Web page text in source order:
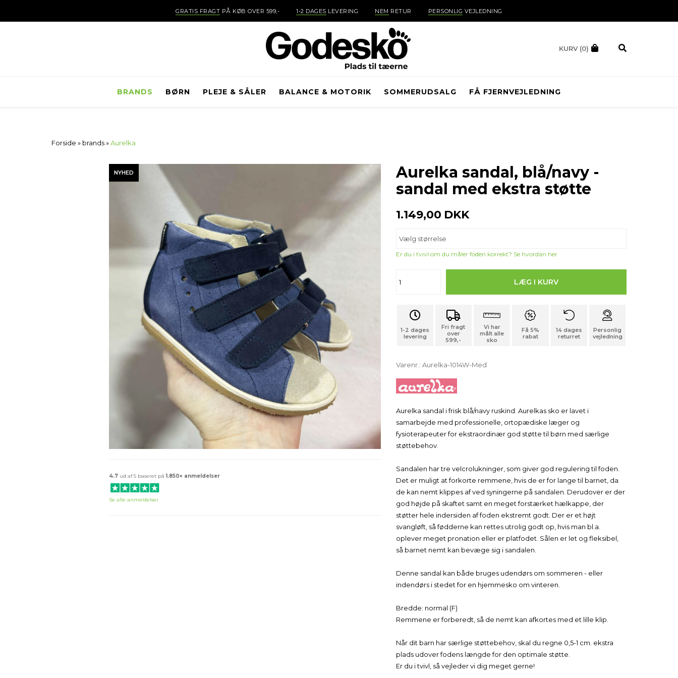
GRATIS FRAGT PÅ KØB OVER 599,- 1-2 DAGES LEVERING NEM RETUR PERSONLIG VEJLEDNING
KURV (0)
BRANDS BØRN PLEJE & SÅLER BALANCE & MOTORIK SOMMERUDSALG FÅ FJERNVEJLEDNING
Forside » brands»Aurelka
NYHED
4.7ud af 5 baseret på1.850+ anmeldelser
Se alle anmeldelser
Aurelka sandal, blå/navy -
sandal med ekstra støtte
1.149,00 DKK
Er du i tvivl om du måler foden korrekt? Se hvordan her
1-2 dages
levering
Fri fragt
over
599,-
Vi har
målt alle
sko
Få 5%
rabat
14 dages
returret
Personlig
vejledning
Varenr.: Aurelka-1014W-Med
Aurelka sandal i frisk blå/navy ruskind. Aurelkas sko er lavet i
samarbejde med professionelle, ortopædiske læger og
fysioterapeuter for ekstraordinær god støtte til børn med særlige
støttebehov.
Sandalen har tre velcrolukninger, som giver god regulering til foden.
Det er muligt at forkorte remmene, hvis de er for lange til barnet, da
de kan nemt klippes af ved syningerne på sandalen. Derudover er der
god højde på skaftet samt en meget forstærket hælkappe, der
støtter hele indersiden af foden ekstremt godt. Der er et højt
svangløft, så fødderne kan rettes utrolig godt op, hvis man bl.a.
oplever meget pronation eller er platfodet. Sålen er let og fleksibel,
så barnet nemt kan bevæge sig i sandalen.
Denne sandal kan både bruges udendørs om sommeren - eller
indendørs i stedet for en hjemmesko om vinteren.
Bredde: normal (F)
Remmene er forberedt, så de nemt kan afkortes med et lille klip.
Når dit barn har særlige støttebehov, skal du regne 0,5-1 cm. ekstra
plads udover fodens længde for den optimale støtte.
Er du i tvivl, så vejleder vi dig meget gerne!